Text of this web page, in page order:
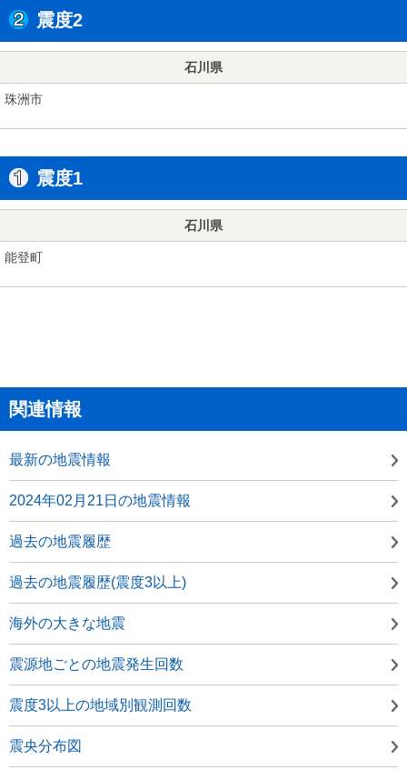
震度2
石川県
珠洲市
震度1
石川県
能登町
関連情報
最新の地震情報
2024年02月21日の地震情報
過去の地震履歴
過去の地震履歴(震度3以上)
海外の大きな地震
震源地ごとの地震発生回数
震度3以上の地域別観測回数
震央分布図